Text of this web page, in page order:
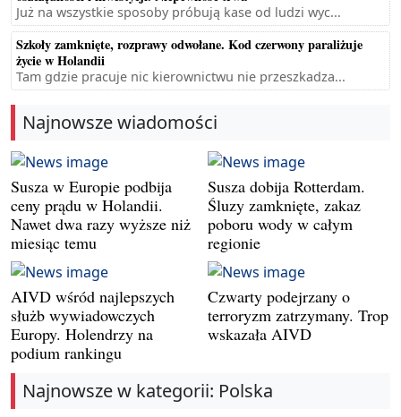
Już na wszystkie sposoby próbują kase od ludzi wyc...
Szkoły zamknięte, rozprawy odwołane. Kod czerwony paraliżuje
życie w Holandii
Tam gdzie pracuje nic kierownictwu nie przeszkadza...
Najnowsze wiadomości
Susza w Europie podbija
ceny prądu w Holandii.
Nawet dwa razy wyższe niż
miesiąc temu
Susza dobija Rotterdam.
Śluzy zamknięte, zakaz
poboru wody w całym
regionie
AIVD wśród najlepszych
służb wywiadowczych
Europy. Holendrzy na
podium rankingu
Czwarty podejrzany o
terroryzm zatrzymany. Trop
wskazała AIVD
Najnowsze w kategorii: Polska